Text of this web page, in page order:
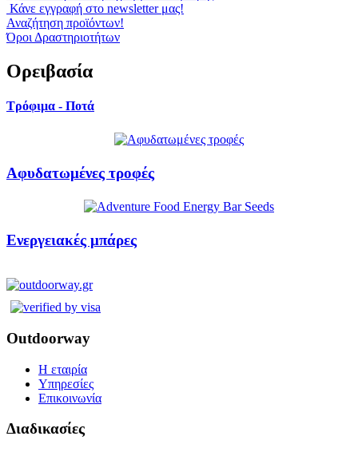
Κάνε εγγραφή στο newsletter μας!
Αναζήτηση προϊόντων!
Όροι Δραστηριοτήτων
Ορειβασία
Τρόφιμα - Ποτά
Αφυδατωμένες τροφές
Ενεργειακές μπάρες
Outdoorway
Η εταιρία
Υπηρεσίες
Επικοινωνία
Διαδικασίες